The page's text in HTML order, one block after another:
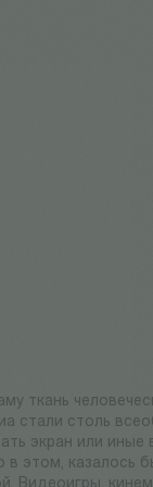
ткань
стали столь
экран или
казалось